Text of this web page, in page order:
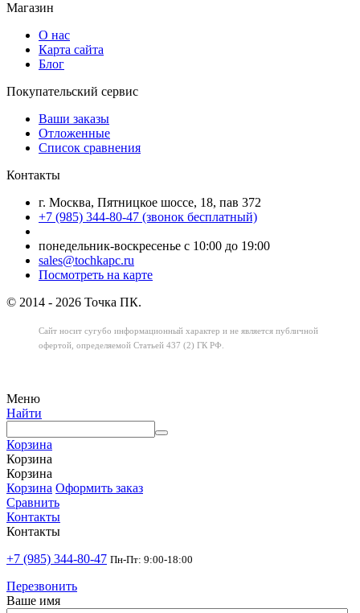
Магазин
О нас
Карта сайта
Блог
Покупательский сервис
Ваши заказы
Отложенные
Список сравнения
Контакты
г. Москва, Пятницкое шоссе, 18, пав 372
+7 (985) 344-80-47 (звонок бесплатный)
понедельник-воскресенье с 10:00 до 19:00
sales@tochkapc.ru
Посмотреть на карте
© 2014 - 2026 Точка ПК.
Сайт носит сугубо информационный характер и не является публичной
офертой, определяемой Статьей 437 (2) ГК РФ.
Меню
Найти
Корзина
Корзина
Корзина
Корзина Оформить заказ
Сравнить
Контакты
Контакты
+7 (985) 344-80-47 Пн-Пт: 9:00-18:00
Перезвонить
Ваше имя